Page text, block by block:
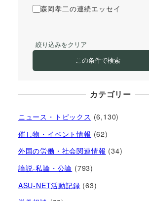
森岡孝二の連続エッセイ
絞り込みをクリア
この条件で検索
カテゴリー
ニュース・トピックス (6,130)
催し物・イベント情報 (62)
外国の労働・社会関連情報 (34)
論説-私論・公論 (793)
ASU-NET活動記録 (63)